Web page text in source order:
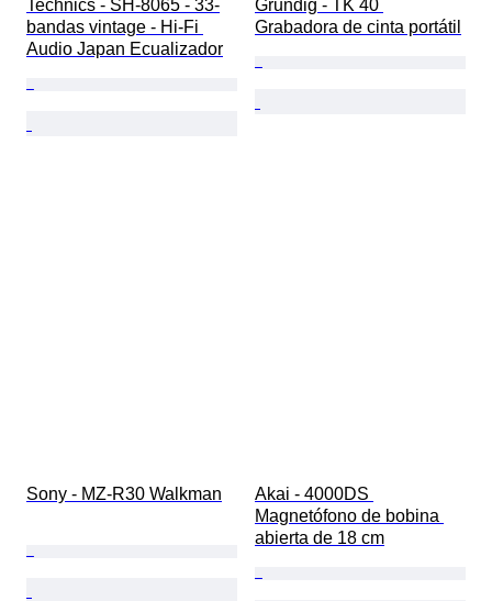
Technics - SH-8065 - 33-
bandas vintage - Hi-Fi
Audio Japan Ecualizador
Grundig - TK 40
Grabadora de cinta portátil
Sony - MZ-R30 Walkman
Akai - 4000DS
Magnetófono de bobina
abierta de 18 cm